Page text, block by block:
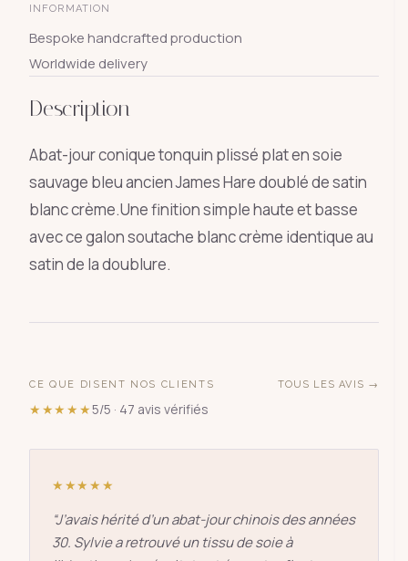
INFORMATION
Bespoke handcrafted production
Worldwide delivery
Description
Abat-jour conique tonquin plissé plat en soie
sauvage bleu ancien James Hare doublé de satin
blanc crème.Une finition simple haute et basse
avec ce galon soutache blanc crème identique au
satin de la doublure.
CE QUE DISENT NOS CLIENTS
★★★★★5/5 · 47 avis vérifiés
TOUS LES AVIS →
★★★★★
“J’avais hérité d’un abat-jour chinois des années
30. Sylvie a retrouvé un tissu de soie à